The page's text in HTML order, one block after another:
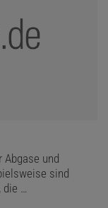
und
sind
die …